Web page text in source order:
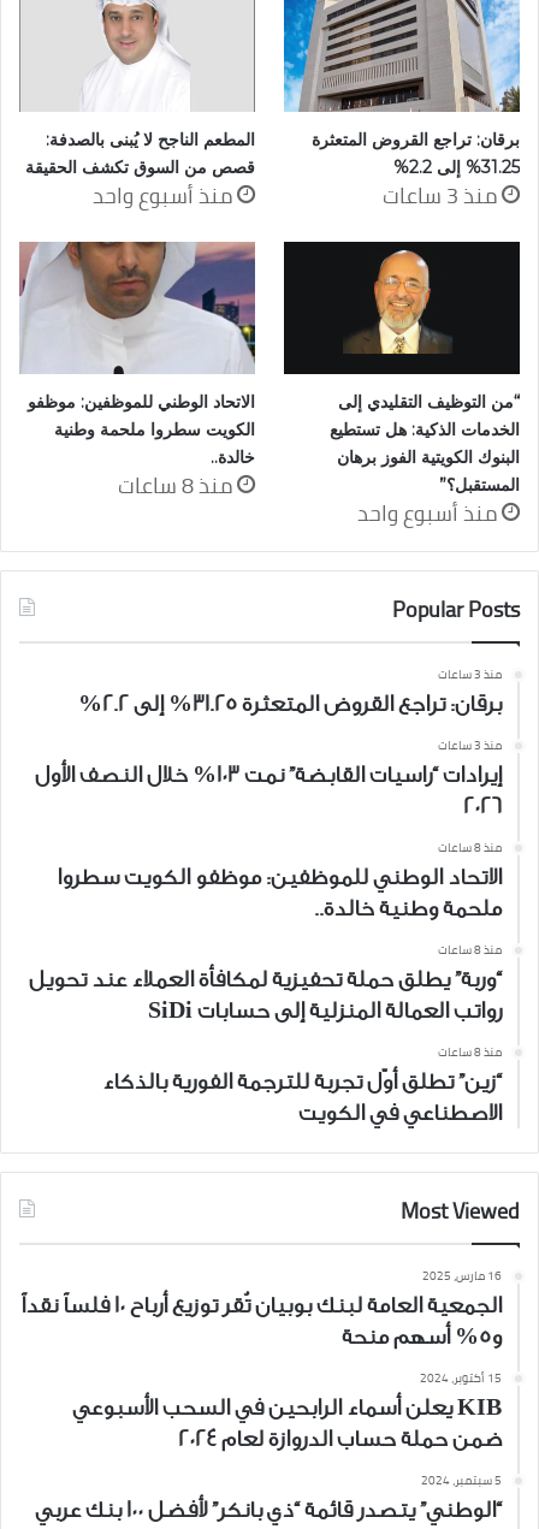
برقان: تراجع القروض المتعثرة
31.25% إلى 2.2%
منذ 3 ساعات
المطعم الناجح لا يُبنى بالصدفة:
قصص من السوق تكشف الحقيقة
منذ أسبوع واحد
“من التوظيف التقليدي إلى
الخدمات الذكية: هل تستطيع
البنوك الكويتية الفوز برهان
المستقبل؟”
منذ أسبوع واحد
الاتحاد الوطني للموظفين: موظفو
الكويت سطروا ملحمة وطنية
خالدة..
منذ 8 ساعات
Popular Posts
منذ 3 ساعات
برقان: تراجع القروض المتعثرة 31.25% إلى 2.2%
منذ 3 ساعات
إيرادات “راسيات القابضة” نمت 103% خلال النصف الأول
2026
منذ 8 ساعات
الاتحاد الوطني للموظفين: موظفو الكويت سطروا
ملحمة وطنية خالدة..
منذ 8 ساعات
“وربة” يطلق حملة تحفيزية لمكافأة العملاء عند تحويل
رواتب العمالة المنزلية إلى حسابات SiDi
منذ 8 ساعات
“زين” تطلق أوّل تجربة للترجمة الفورية بالذكاء
الاصطناعي في الكويت
Most Viewed
16 مارس، 2025
الجمعية العامة لبنك بوبيان تُقر توزيع أرباح 10 فلساً نقداً
و5% أسهم منحة
15 أكتوبر، 2024
KIB يعلن أسماء الرابحين في السحب الأسبوعي
ضمن حملة حساب الدروازة لعام 2024
5 سبتمبر، 2024
“الوطني” يتصدر قائمة “ذي بانكر” لأفضل 100 بنك عربي